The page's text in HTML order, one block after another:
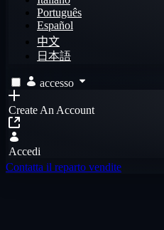
Português
Español
中文
日本語
accesso
Create An Account
Accedi
Contatta il reparto vendite